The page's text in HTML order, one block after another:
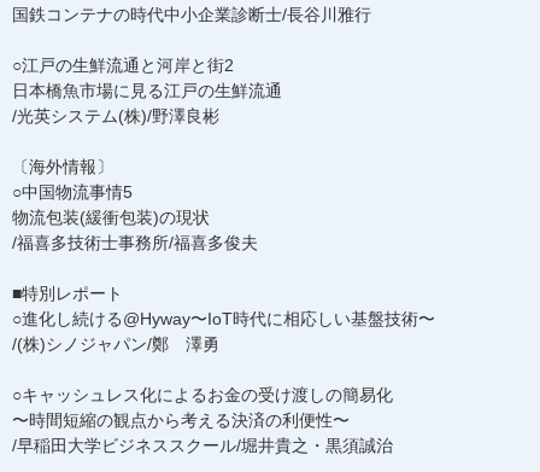
国鉄コンテナの時代中小企業診断士/長谷川雅行
○江戸の生鮮流通と河岸と街2
日本橋魚市場に見る江戸の生鮮流通
/光英システム(株)/野澤良彬
〔海外情報〕
○中国物流事情5
物流包装(緩衝包装)の現状
/福喜多技術士事務所/福喜多俊夫
■特別レポート
○進化し続ける@Hyway〜IoT時代に相応しい基盤技術〜
/(株)シノジャパン/鄭 澤勇
○キャッシュレス化によるお金の受け渡しの簡易化
〜時間短縮の観点から考える決済の利便性〜
/早稲田大学ビジネススクール/堀井貴之・黒須誠治